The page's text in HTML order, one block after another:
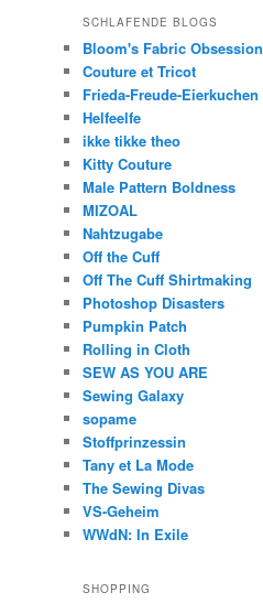
SCHLAFENDE BLOGS
Bloom's Fabric Obsession
Couture et Tricot
Frieda-Freude-Eierkuchen
Helfeelfe
ikke tikke theo
Kitty Couture
Male Pattern Boldness
MIZOAL
Nahtzugabe
Off the Cuff
Off The Cuff Shirtmaking
Photoshop Disasters
Pumpkin Patch
Rolling in Cloth
SEW AS YOU ARE
Sewing Galaxy
sopame
Stoffprinzessin
Tany et La Mode
The Sewing Divas
VS-Geheim
WWdN: In Exile
SHOPPING